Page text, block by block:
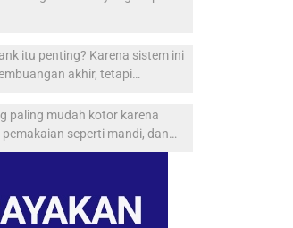
itu penting? Karena sistem ini
akhir, tetapi…
paling mudah kotor karena
seperti mandi, dan…